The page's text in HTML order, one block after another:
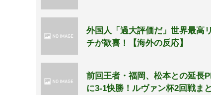
外国人「過大評価だ」世界最高
チが歓喜！【海外の反応】
前回王者・福岡、松本との延長
に3-1快勝！ルヴァン杯2回戦ま